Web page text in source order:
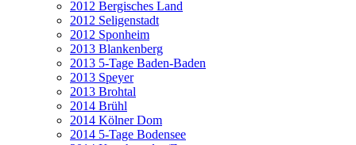
2012 Bergisches Land
2012 Seligenstadt
2012 Sponheim
2013 Blankenberg
2013 5-Tage Baden-Baden
2013 Speyer
2013 Brohtal
2014 Brühl
2014 Kölner Dom
2014 5-Tage Bodensee